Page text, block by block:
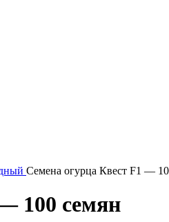
Семена огурца Квест F1 —
100 семян